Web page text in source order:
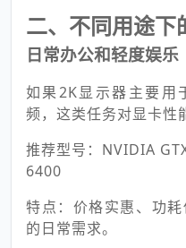
二、不同用途下
日常办公和轻度娱乐
如果2K显示器主要用
频，这类任务对显卡性
推荐型号：NVIDIA
6400
特点：价格实惠、功
的日常需求。